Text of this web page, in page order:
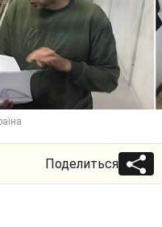
Поделиться